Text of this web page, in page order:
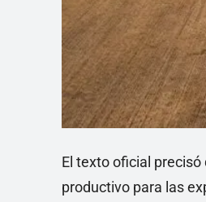
El texto oficial
productivo para las